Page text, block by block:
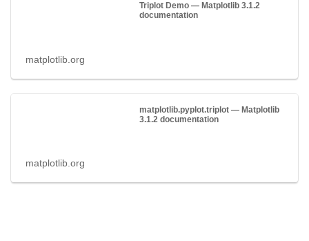
Triplot Demo — Matplotlib 3.1.2
documentation
matplotlib.org
matplotlib.pyplot.triplot — Matplotlib
3.1.2 documentation
matplotlib.org